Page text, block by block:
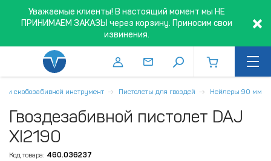
Уважаемые клиенты! В настоящий момент мы НЕ
ПРИНИМАЕМ ЗАКАЗЫ через корзину. Приносим свои
извинения.
и скобозабивной инструмент Пистолеты для гвоздей Нейлеры 90 мм
Гвоздезабивной пистолет DAJ
XI2190
Код товара: 460.036237